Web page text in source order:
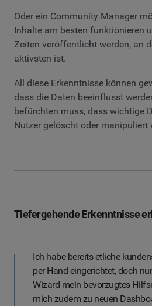
Oder ein Community Manager
Inhalte am besten funktionieren
Zeiten veröffentlicht werden, an
aktivsten ist.
All diese Erkenntnisse können
dass die Daten beeinflusst
befürchten muss, dass wichtige
Nutzer gelöscht oder manipuliert
Tiefergehende Erkenntnisse
Ich habe bereits etliche
per Hand eingerichtet, doch
Wizard mein bevorzugtes
mich zudem zu neuen